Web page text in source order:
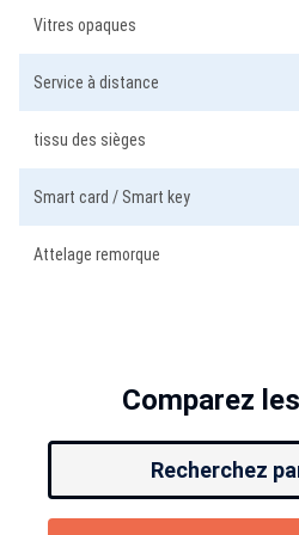
Vitres opaques
Service à distance
tissu des sièges
Smart card / Smart key
Attelage remorque
Comparez
Recherchez